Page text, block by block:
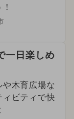
一日楽しめ
木育広場な
ィビティで快